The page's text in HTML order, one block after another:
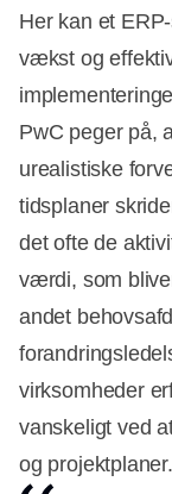
Her kan et
vækst og
PwC peger på,
urealistiske
tidsplaner
det ofte de
værdi, som
andet
virksomheder
vanskeligt ved
og projektplaner.